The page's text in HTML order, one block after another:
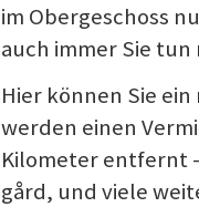
im Obergeschoss
auch immer Sie
Hier können Sie
werden einen
Kilometer entfernt
gård, und viele